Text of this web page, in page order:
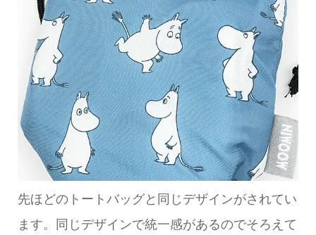
先ほどのトートバッグと同じデザインがされてい
ます。同じデザインで統一感があるのでそろえて